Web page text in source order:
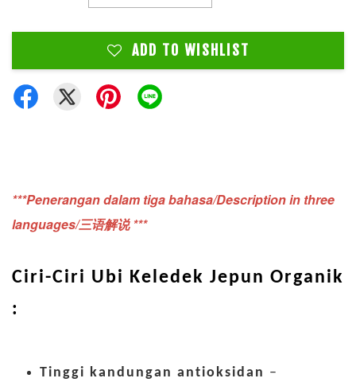
ADD TO WISHLIST
***Penerangan dalam tiga bahasa/Description in three
languages/三语解说 ***
Ciri-Ciri Ubi Keledek Jepun Organik
:
Tinggi kandungan antioksidan –